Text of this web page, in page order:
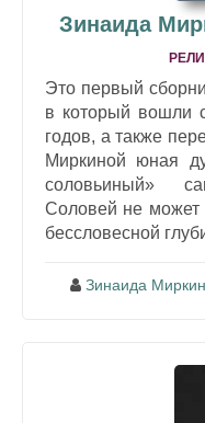
Зинаида
Это первый
в который вошли
годов, а также
Миркиной юная
соловьиный»
Соловей не может
бессловесной
Зинаида